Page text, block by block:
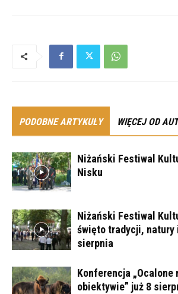
PODOBNE ARTYKUŁY WIĘCEJ OD
Niżański Festiwal
Nisku
Niżański Festiwal
święto tradycji, natury
sierpnia
Konferencja „Ocalone
obiektywie” już 8